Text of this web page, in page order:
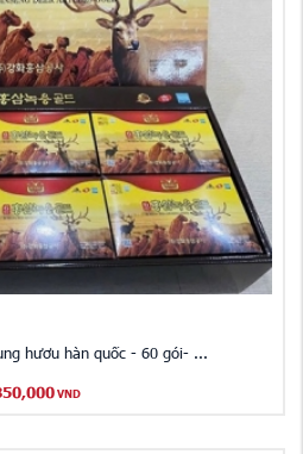
hươu hàn quốc - 60 gói- ...
VND